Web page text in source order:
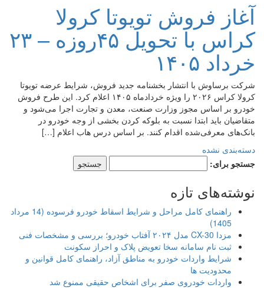
آغاز فروش تویوتا کرولا
کراس با تحویل ۴۵روزه – ۲۳
خرداد ۱۴۰۵
شرکت برساوش با انتشار بخشنامه جدید فروش، شرایط عرضه تویوتا
کرولا کراس ۲۰۲۶ را ویژه خردادماه ۱۴۰۵ اعلام کرد. این طرح فروش
خودرو بر اساس مجوز وزارت صنعت، معدن و تجارت اجرا می‌شود و
متقاضیان باید ابتدا نسبت به بلوکه کردن بخشی از وجه خودرو در
بانک‌های معرفی‌شده اقدام کنند. بر اساس درس هاب اعلام […]
دسته‌بندی نشده
جستجو برای:
نوشته‌های تازه
راهنمای کامل مراحل و شرایط اسقاط خودرو فرسوده (14 مرداد
1405)
مزدا CX-30 مدل ۲۰۲۴ آفتاب خودرو؛ بررسی و مشخصات فنی
ثبت نام سامانه سخا تعویض پلاک و احراز سکونت
شرایط واردات خودرو به مناطق آزاد، راهنمای کامل قوانین و
محدودیت ها
واردات خودروی صفر برای اشخاص حقیقی ممنوع شد